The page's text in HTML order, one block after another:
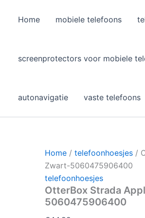
Home mobiele telefoons
screenprotectors voor mobiele
autonavigatie vaste telefoons
Home / telefoonhoesjes /
Zwart-5060475906400
telefoonhoesjes
OtterBox Strada
5060475906400